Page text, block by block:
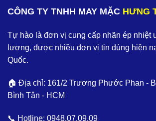
CÔNG TY TNHH MAY MẶC HƯNG
Tự hào là đơn vị cung cấp nhãn ép nhiệt
lượng, được nhiều đơn vị tin dùng hiện
Quốc.
🏠 Địa chỉ: 161/2 Trương Phước Phan -
Bình Tân - HCM
📞 Hotline: 0948.07.09.09